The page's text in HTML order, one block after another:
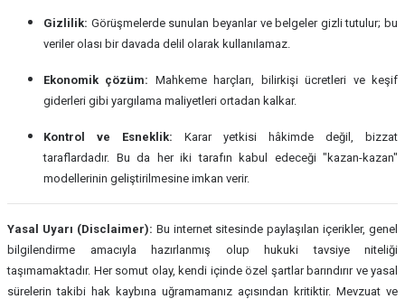
Gizlilik: Görüşmelerde sunulan beyanlar ve belgeler gizli tutulur; bu
veriler olası bir davada delil olarak kullanılamaz.
Ekonomik çözüm: Mahkeme harçları, bilirkişi ücretleri ve keşif
giderleri gibi yargılama maliyetleri ortadan kalkar.
Kontrol ve Esneklik: Karar yetkisi hâkimde değil, bizzat
taraflardadır. Bu da her iki tarafın kabul edeceği "kazan-kazan"
modellerinin geliştirilmesine imkan verir.
Yasal Uyarı (Disclaimer): Bu internet sitesinde paylaşılan içerikler, genel
bilgilendirme amacıyla hazırlanmış olup hukuki tavsiye niteliği
taşımamaktadır. Her somut olay, kendi içinde özel şartlar barındırır ve yasal
sürelerin takibi hak kaybına uğramamanız açısından kritiktir. Mevzuat ve